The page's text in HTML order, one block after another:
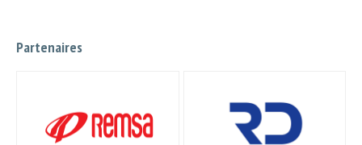
Partenaires